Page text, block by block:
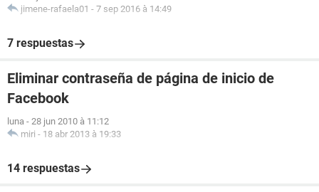
jimene-rafaela01 - 7 sep 2016 à 14:49
7 respuestas
Eliminar contraseña de página de inicio de
Facebook
luna - 28 jun 2010 à 11:12
miri - 18 abr 2013 à 19:33
14 respuestas